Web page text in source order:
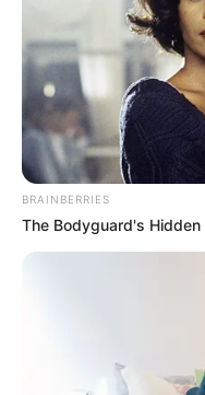
BRAINBERRIES
The Bodyguard's Hidden